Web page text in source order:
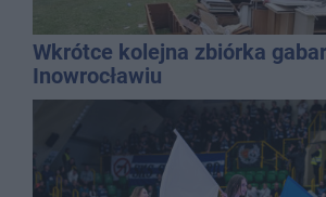
Wkrótce kolejna zbiórka
Inowrocławiu